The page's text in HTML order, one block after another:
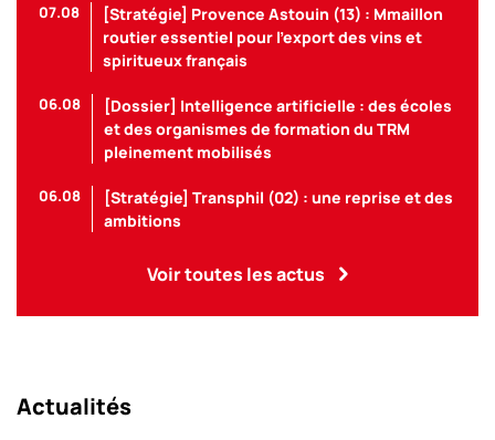
07.08
[Stratégie] Provence Astouin (13) : Mmaillon
routier essentiel pour l’export des vins et
spiritueux français
06.08
[Dossier] Intelligence artificielle : des écoles
et des organismes de formation du TRM
pleinement mobilisés
06.08
[Stratégie] Transphil (02) : une reprise et des
ambitions
Voir toutes les actus
Actualités